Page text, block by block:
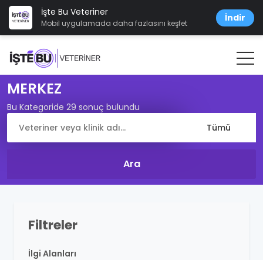
İşte Bu Veteriner
Mobil uygulamada daha fazlasını keşfet İndir
MERKEZ
Bu Kategoride 29 sonuç bulundu
Filtreler
İlgi Alanları